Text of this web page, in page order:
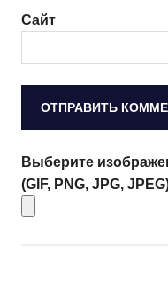
Сайт
Выберите
(GIF, PNG, JPG,